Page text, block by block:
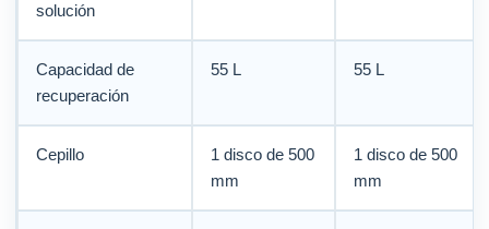
solución
Capacidad de
recuperación
55 L 55 L
Cepillo
1 disco de 500
mm
1 disco de 500
mm